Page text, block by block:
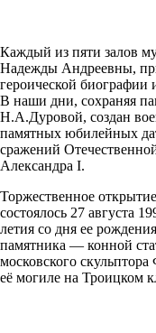
Каждый из пяти залов
Надежды Андреевны,
героической
В наши дни, сохраняя
Н.А.Дуровой, создан
памятных юбилейных
сражений
Александра I.
Торжественное
состоялось 27 августа
летия со дня ее
памятника — конной
московского
её могиле на Троицком